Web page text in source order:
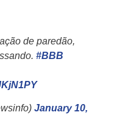
de paredão,
#BBB
January 10,